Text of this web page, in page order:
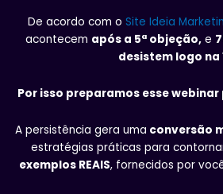
De acordo com o Site Ideia
acontecem após a 5ª objeção,e
desistem logo na
Por isso preparamos esse
A persistência gera uma conversão
estratégias práticas para
exemplos REAIS, fornecidos por